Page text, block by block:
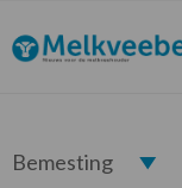
de
hoofdnavigatie
de
hoofd
de
eerste
de
voettekst
Melkveebedrijf.nl
Bemesting